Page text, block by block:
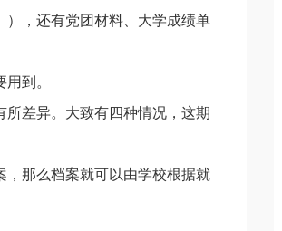
，还有党团材料、大学成绩单
到。
差异。大致有四种情况，这期
那么档案就可以由学校根据就